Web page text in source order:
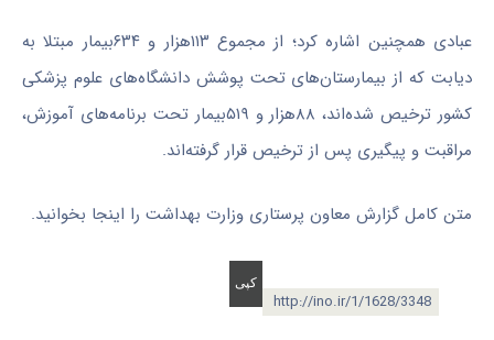
عبادی همچنین اشاره کرد؛ از مجموع ۱۱۳هزار و ۶۳۴بیمار مبتلا به
دیابت که از بیمارستان‌های تحت پوشش دانشگاه‌های علوم پزشکی
کشور ترخیص شده‌اند، ۸۸هزار و ۵۱۹بیمار تحت برنامه‌های آموزش،
مراقبت و پیگیری پس از ترخیص قرار گرفته‌اند.
متن کامل گزارش معاون پرستاری وزارت بهداشت را اینجا بخوانید.
http://ino.ir/1/1628/3348